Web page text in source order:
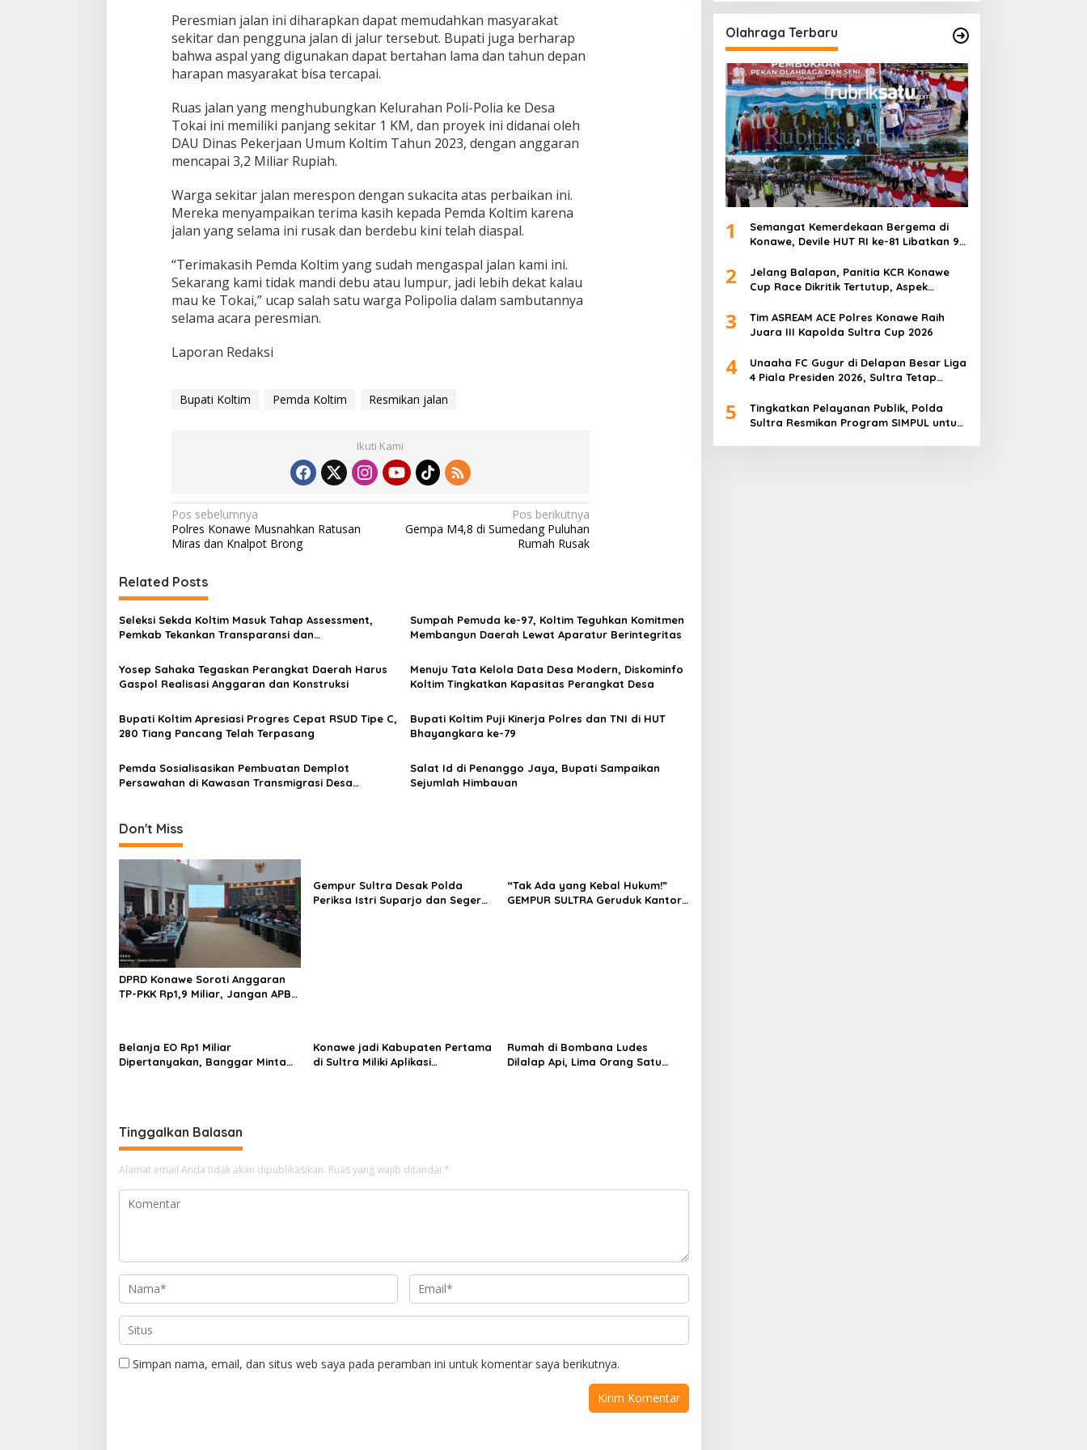
Peresmian jalan ini diharapkan dapat memudahkan masyarakat
sekitar dan pengguna jalan di jalur tersebut. Bupati juga berharap
bahwa aspal yang digunakan dapat bertahan lama dan tahun depan
harapan masyarakat bisa tercapai.
Ruas jalan yang menghubungkan Kelurahan Poli-Polia ke Desa
Tokai ini memiliki panjang sekitar 1 KM, dan proyek ini didanai oleh
DAU Dinas Pekerjaan Umum Koltim Tahun 2023, dengan anggaran
mencapai 3,2 Miliar Rupiah.
Warga sekitar jalan merespon dengan sukacita atas perbaikan ini.
Mereka menyampaikan terima kasih kepada Pemda Koltim karena
jalan yang selama ini rusak dan berdebu kini telah diaspal.
“Terimakasih Pemda Koltim yang sudah mengaspal jalan kami ini.
Sekarang kami tidak mandi debu atau lumpur, jadi lebih dekat kalau
mau ke Tokai,” ucap salah satu warga Polipolia dalam sambutannya
selama acara peresmian.
Laporan Redaksi
Bupati Koltim Pemda Koltim Resmikan jalan
Ikuti Kami
N
a
i
g
a
i
o
s
Pos sebelumnya
Polres Konawe Musnahkan Ratusan
Miras dan Knalpot Brong
Pos berikutnya
Gempa M4,8 di Sumedang Puluhan
Rumah Rusak
Related Posts
Seleksi Sekda Koltim Masuk Tahap Assessment,
Pemkab Tekankan Transparansi dan
Sumpah Pemuda ke-97, Koltim Teguhkan Komitmen
Membangun Daerah Lewat Aparatur Berintegritas
Yosep Sahaka Tegaskan Perangkat Daerah Harus
Gaspol Realisasi Anggaran dan Konstruksi
Menuju Tata Kelola Data Desa Modern, Diskominfo
Koltim Tingkatkan Kapasitas Perangkat Desa
Bupati Koltim Apresiasi Progres Cepat RSUD Tipe C,
280 Tiang Pancang Telah Terpasang
Bupati Koltim Puji Kinerja Polres dan TNI di HUT
Bhayangkara ke-79
Pemda Sosialisasikan Pembuatan Demplot
Persawahan di Kawasan Transmigrasi Desa
Salat Id di Penanggo Jaya, Bupati Sampaikan
Sejumlah Himbauan
Don't Miss
DPRD Konawe Soroti Anggaran
TP-PKK Rp1,9 Miliar, Jangan APBD
Gempur Sultra Desak Polda
Periksa Istri Suparjo dan Segera
“Tak Ada yang Kebal Hukum!”
GEMPUR SULTRA Geruduk Kantor
Belanja EO Rp1 Miliar
Dipertanyakan, Banggar Minta
Konawe jadi Kabupaten Pertama
di Sultra Miliki Aplikasi
Rumah di Bombana Ludes
Dilalap Api, Lima Orang Satu
Tinggalkan Balasan
Alamat email Anda tidak akan dipublikasikan. Ruas yang wajib ditandai *
Simpan nama, email, dan situs web saya pada peramban ini untuk komentar saya berikutnya.
Olahraga Terbaru
1
Semangat Kemerdekaan Bergema di
Konawe, Devile HUT RI ke-81 Libatkan 98
2
Jelang Balapan, Panitia KCR Konawe
Cup Race Dikritik Tertutup, Aspek
3
Tim ASREAM ACE Polres Konawe Raih
Juara III Kapolda Sultra Cup 2026
4
Unaaha FC Gugur di Delapan Besar Liga
4 Piala Presiden 2026, Sultra Tetap
5
Tingkatkan Pelayanan Publik, Polda
Sultra Resmikan Program SIMPUL untuk